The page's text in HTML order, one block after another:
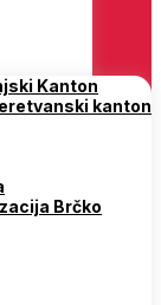
Kanton
kanton
Brčko